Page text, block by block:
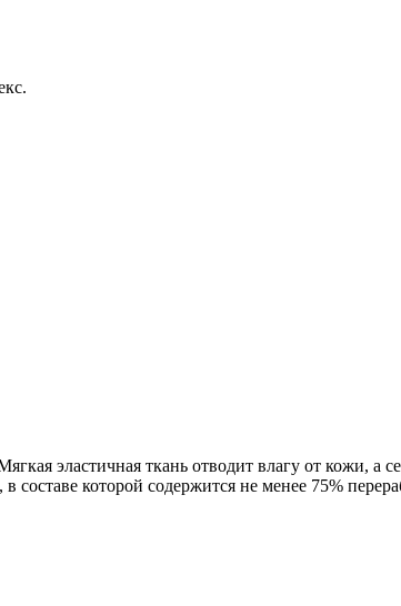
эластичная ткань отводит влагу от кожи, а
которой содержится не менее 75%